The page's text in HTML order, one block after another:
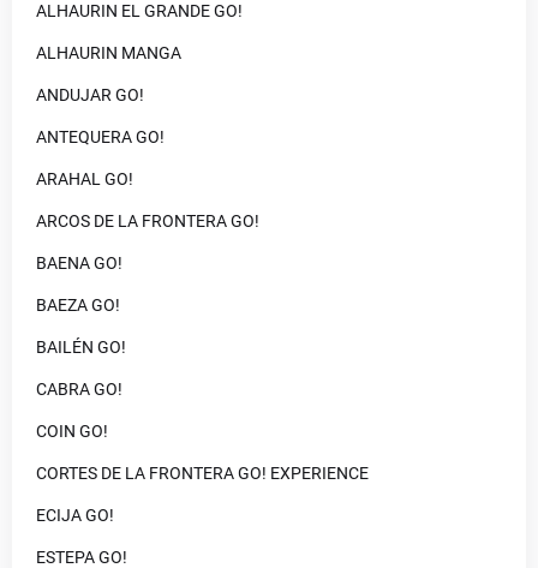
ALHAURIN EL GRANDE GO!
ALHAURIN MANGA
ANDUJAR GO!
ANTEQUERA GO!
ARAHAL GO!
ARCOS DE LA FRONTERA GO!
BAENA GO!
BAEZA GO!
BAILÉN GO!
CABRA GO!
COIN GO!
CORTES DE LA FRONTERA GO! EXPERIENCE
ECIJA GO!
ESTEPA GO!